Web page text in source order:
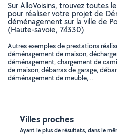
Sur AlloVoisins, trouvez toutes
pour réaliser votre projet de
déménagement sur la ville de
(Haute-savoie, 74330)
Autres exemples de prestations
déménagement de maison,
déménagement, chargement de
de maison, débarras de garage,
déménagement de meuble, ..
Villes proches
Ayant le plus de résultats, dans le